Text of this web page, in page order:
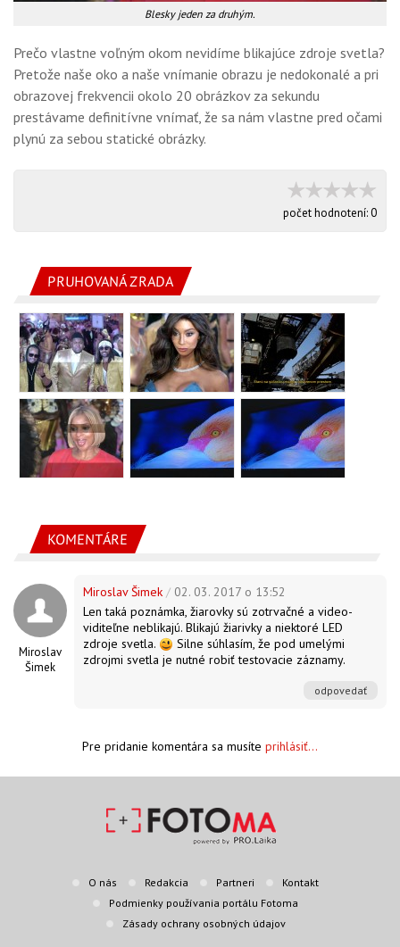
Blesky jeden za druhým.
Prečo vlastne voľným okom nevidíme blikajúce zdroje svetla?
Pretože naše oko a naše vnímanie obrazu je nedokonalé a pri
obrazovej frekvencii okolo 20 obrázkov za sekundu
prestávame definitívne vnímať, že sa nám vlastne pred očami
plynú za sebou statické obrázky.
počet hodnotení:0
PRUHOVANÁ ZRADA
KOMENTÁRE
Miroslav
Šimek
Miroslav Šimek / 02. 03. 2017 o 13:52
Len taká poznámka, žiarovky sú zotrvačné a video-
viditeľne neblikajú. Blikajú žiarivky a niektoré LED
zdroje svetla.
Silne súhlasím, že pod umelými
zdrojmi svetla je nutné robiť testovacie záznamy.
odpovedať
Pre pridanie komentára sa musíte prihlásiť...
O nás Redakcia Partneri
Kontakt
Podmienky používania portálu Fotoma
Zásady ochrany osobných údajov